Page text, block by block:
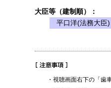
大臣等（建制順）：
平口洋(法務大臣)
・視聴画面右下の「歯